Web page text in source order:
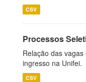
CSV
Processos
Relação das
ingresso na Unifei.
CSV